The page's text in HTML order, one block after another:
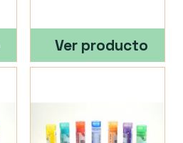
Ver producto